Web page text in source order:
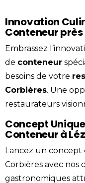
Innovation
Conteneur
Embrassez
de conteneur
besoins de votre
Corbières. Une
restaurateurs
Concept
Conteneur à
Lancez un concept
Corbières avec nos
gastronomiques